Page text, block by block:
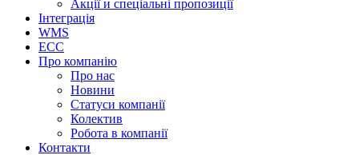
Акції и спеціальні пропозиції
Інтеграція
WMS
ECC
Про компанію
Про нас
Новини
Cтатуси компанії
Колектив
Робота в компанії
Контакти